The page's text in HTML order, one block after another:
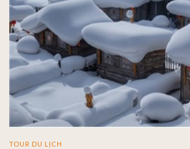
TOUR DU LỊCH